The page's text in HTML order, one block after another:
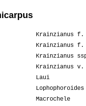
Krainzianus f.
Krainzianus f.
Krainzianus
Krainzianus v.
Laui
Lophophoroides
Macrochele